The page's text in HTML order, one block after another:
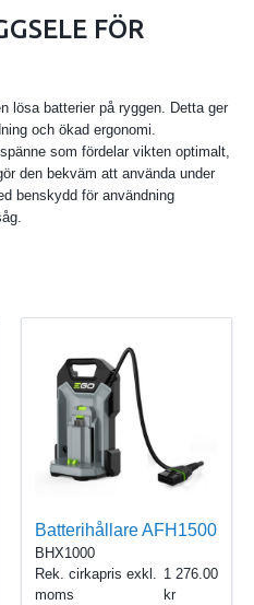
FÖR
lösa batterier på ryggen. Detta ger
och ökad ergonomi.
som fördelar vikten optimalt,
den bekväm att använda under
benskydd för användning
Batterihållare AFH1500
BHX1000
Rek. cirkapris exkl.
moms
1 276.00